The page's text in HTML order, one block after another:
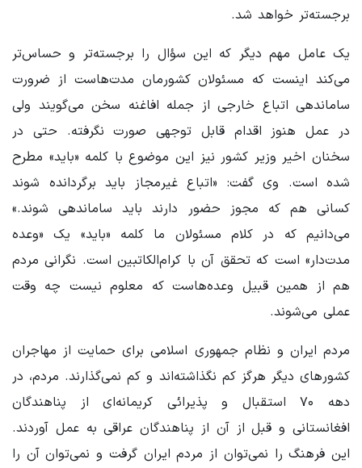
برجسته‌تر خواهد شد.
یک عامل مهم دیگر که این سؤال را برجسته‌تر و حساس‌تر
می‌کند اینست که مسئولان کشورمان مدت‌هاست از ضرورت
ساماندهی اتباع خارجی از جمله افاغنه سخن می‌گویند ولی
در عمل هنوز اقدام قابل توجهی صورت نگرفته. حتی در
سخنان اخیر وزیر کشور نیز این موضوع با کلمه «باید» مطرح
شده است. وی گفت: «اتباع غیرمجاز باید برگردانده شوند
کسانی هم که مجوز حضور دارند باید ساماندهی شوند.»
می‌دانیم که در کلام مسئولان ما کلمه «باید» یک «وعده
مدت‌دار» است که تحقق آن با کرام‌الکاتبین است. نگرانی مردم
هم از همین قبیل وعده‌هاست که معلوم نیست چه وقت
عملی می‌شوند.
مردم ایران و نظام جمهوری اسلامی برای حمایت از مهاجران
کشورهای دیگر هرگز کم نگذاشته‌اند و کم نمی‌گذارند. مردم، در
دهه ۷۰ استقبال و پذیرائی کریمانه‌ای از پناهندگان
افغانستانی و قبل از آن از پناهندگان عراقی به عمل آوردند.
این فرهنگ را نمی‌توان از مردم ایران گرفت و نمی‌توان آن را